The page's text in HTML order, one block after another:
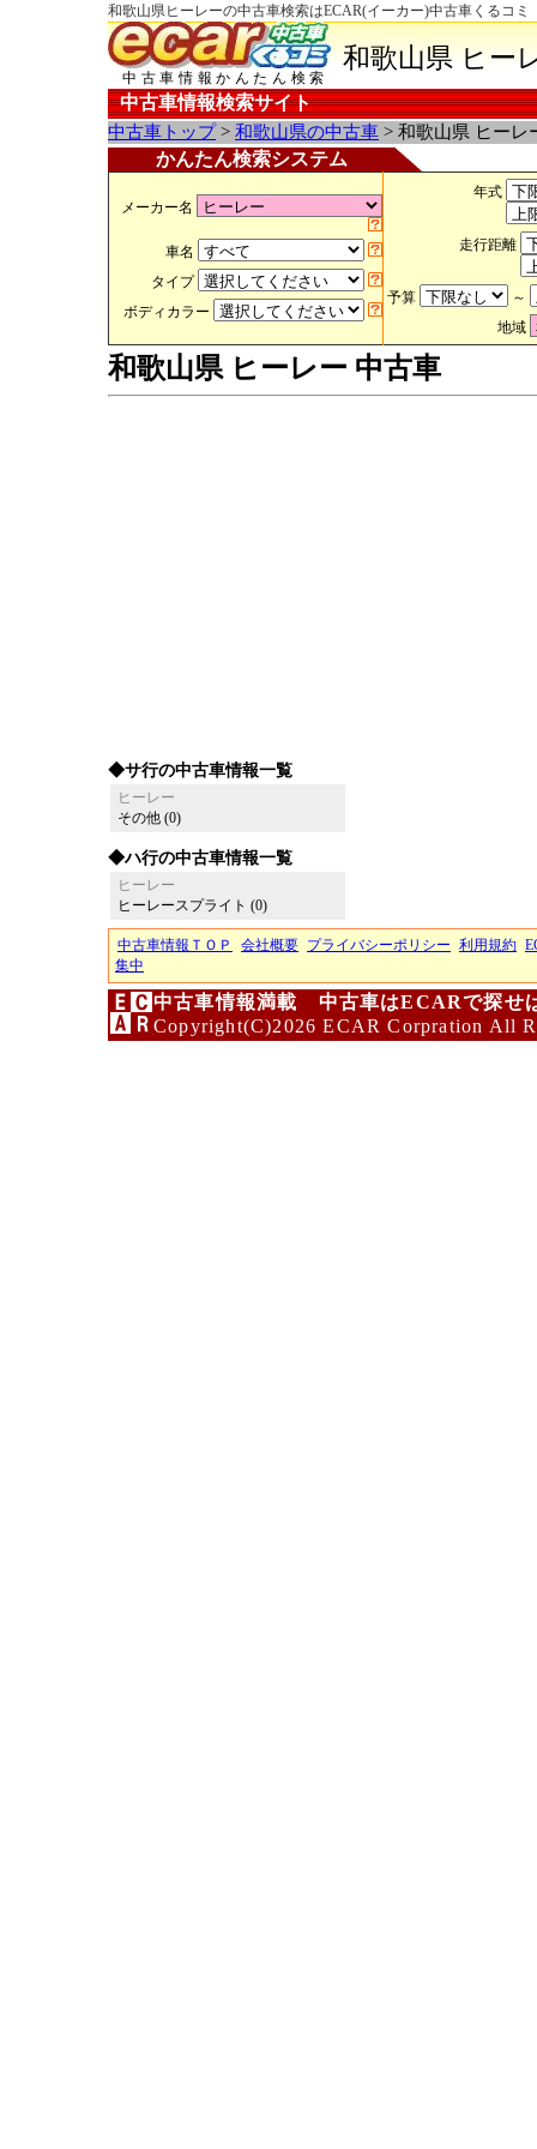
和歌山県ヒーレーの中古車検索はECAR(イーカー)中古車くるコミ
中古車情報かんたん検索
和歌山県 ヒー
中古車情報検索サイト
中古車トップ> 和歌山県の中古車 > 和歌山県 ヒーレ
かんたん検索システム
メーカー名
車名
タイプ
ボディカラー
年式
走行距離
予算
～
地域
和歌山県 ヒーレー 中古車
◆サ行の中古車情報一覧
ヒーレー
その他 (0)
◆ハ行の中古車情報一覧
ヒーレー
ヒーレースプライト (0)
中古車情報ＴＯＰ 会社概要 プライバシーポリシー 利用規約
集中
中古車情報満載 中古車はECARで探せ
Copyright(C)2026 ECAR Corpration All